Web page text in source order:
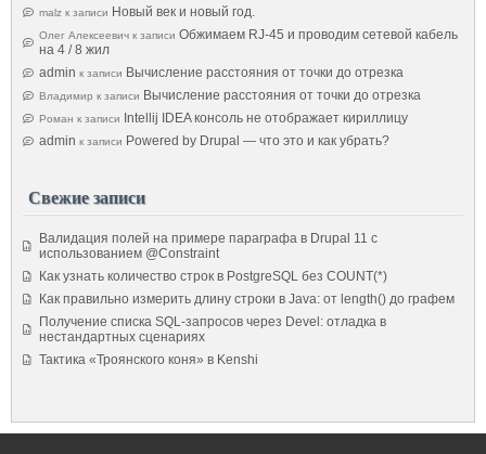
malz к записи Новый век и новый год.
Олег Алексеевич к записи Обжимаем RJ-45 и проводим сетевой кабель
на 4 / 8 жил
admin к записи Вычисление расстояния от точки до отрезка
Владимир к записи Вычисление расстояния от точки до отрезка
Роман к записи
Intellij IDEA консоль не отображает кириллицу
admin к записи Powered by Drupal — что это и как убрать?
Свежие записи
Валидация полей на примере параграфа в Drupal 11 с
использованием @Constraint
Как узнать количество строк в PostgreSQL без COUNT(*)
Как правильно измерить длину строки в Java: от length() до графем
Получение списка SQL-запросов через Devel: отладка в
нестандартных сценариях
Тактика «Троянского коня» в Kenshi